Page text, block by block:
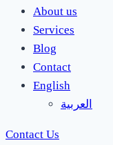
About us
Services
Blog
Contact
English
العربية
Contact Us